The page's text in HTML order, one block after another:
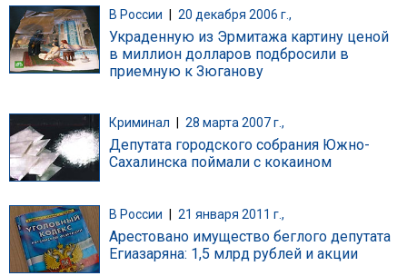
В России 20 декабря 2006 г.,
Украденную из Эрмитажа картину ценой
в миллион долларов подбросили в
приемную к Зюганову
Криминал 28 марта 2007 г.,
Депутата городского собрания Южно-
Сахалинска поймали с кокаином
В России | 21 января 2011 г.,
Арестовано имущество беглого депутата
Егиазаряна: 1,5 млрд рублей и акции